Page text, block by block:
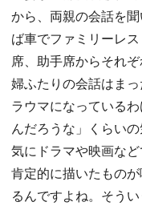
から、両親の会話を
ば車でファミリーレ
席、助手席からそれ
婦ふたりの会話はま
ラウマになっている
んだろうな」くらい
気にドラマや映画な
肯定的に描いたもの
るんですよね。そう